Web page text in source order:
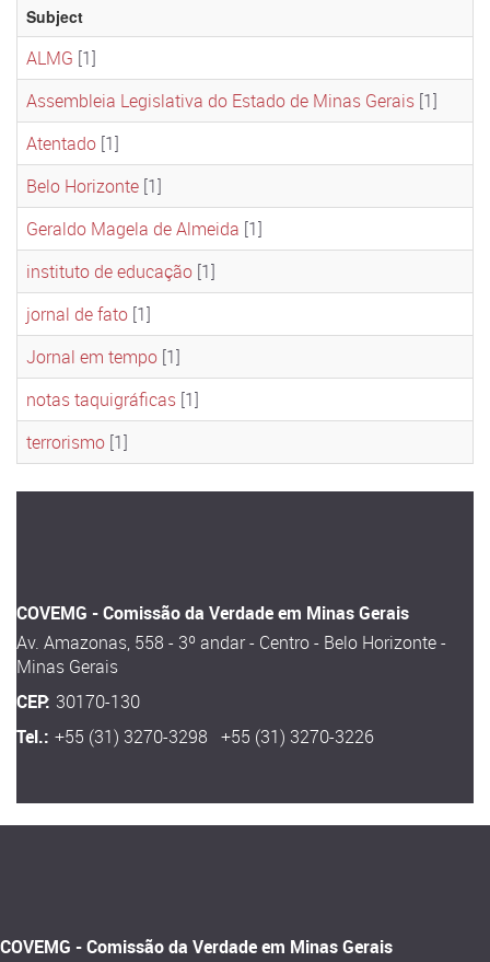
Subject
ALMG [1]
Assembleia Legislativa do Estado de Minas Gerais [1]
Atentado [1]
Belo Horizonte [1]
Geraldo Magela de Almeida [1]
instituto de educação [1]
jornal de fato [1]
Jornal em tempo [1]
notas taquigráficas [1]
terrorismo [1]
COVEMG - Comissão da Verdade em Minas Gerais
Av. Amazonas, 558 - 3º andar - Centro - Belo Horizonte -
Minas Gerais
CEP: 30170-130
Tel.: +55 (31) 3270-3298 +55 (31) 3270-3226
COVEMG - Comissão da Verdade em Minas Gerais